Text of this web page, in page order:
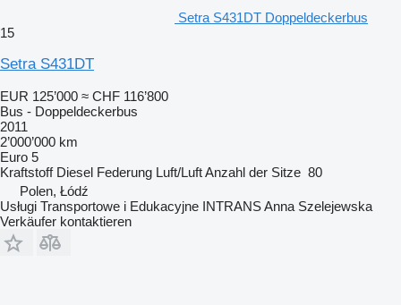
Setra S431DT Doppeldeckerbus
15
Setra S431DT
EUR 125’000 ≈ CHF 116’800
Bus - Doppeldeckerbus
2011
2’000’000 km
Euro 5
Kraftstoff Diesel Federung Luft/LuftAnzahl der Sitze 80
Polen, Łódź
Usługi Transportowe i Edukacyjne INTRANS Anna Szelejewska
Verkäufer kontaktieren